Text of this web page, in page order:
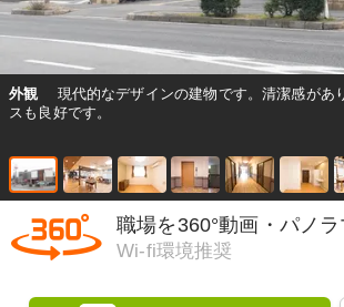
外観
現代的なデザインの建物です。清潔感があ
スも良好です。
職場を360°動画・パノ
Wi-fi環境推奨